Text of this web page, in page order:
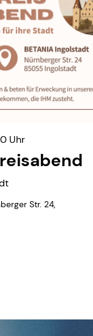
Uhr
Str. 24,